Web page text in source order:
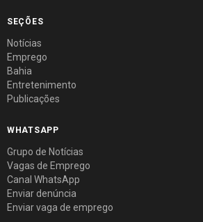
SEÇÕES
Notícias
Emprego
Bahia
Entretenimento
Publicações
WHATSAPP
Grupo de Notícias
Vagas de Emprego
Canal WhatsApp
Enviar denúncia
Enviar vaga de emprego